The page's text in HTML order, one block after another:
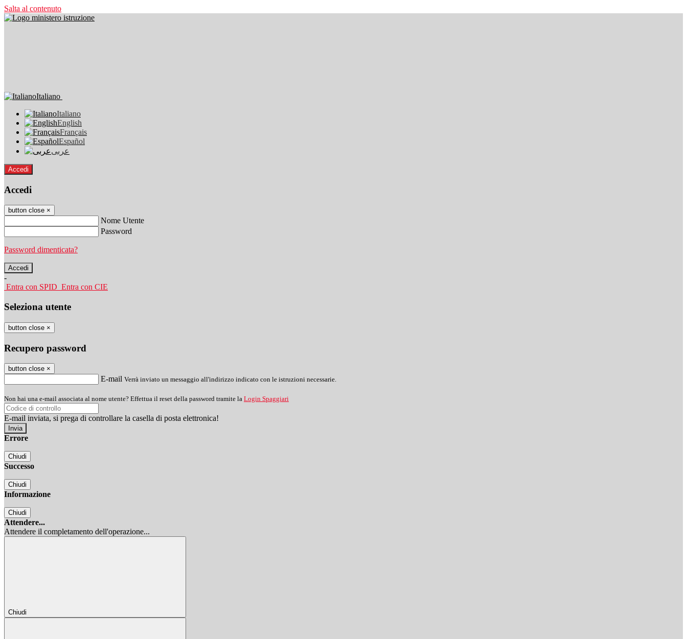
Salta al contenuto
Italiano
Italiano
English
Français
Español
عربى
Accedi
Accedi
button close ×
Nome Utente
Password
Password dimenticata?
-
Entra con SPID Entra con CIE
Seleziona utente
button close ×
Recupero password
button close ×
E-mail Verrà inviato un messaggio all'indirizzo indicato con le istruzioni necessarie.
Non hai una e-mail associata al nome utente? Effettua il reset della password tramite la Login Spaggiari
E-mail inviata, si prega di controllare la casella di posta elettronica!
Errore
Chiudi
Successo
Chiudi
Informazione
Chiudi
Attendere...
Attendere il completamento dell'operazione...
Chiudi